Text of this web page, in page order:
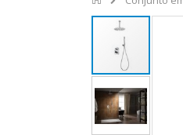
Saltar
la
galería
de
imágenes